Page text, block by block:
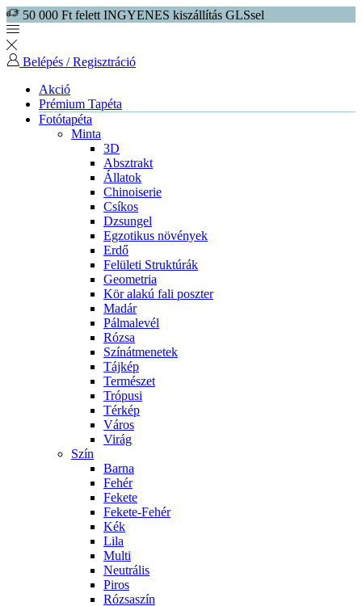
50 000 Ft felett INGYENES kiszállítás GLSsel
Belépés / Regisztráció
Akció
Prémium Tapéta
Fotótapéta
Minta
3D
Absztrakt
Állatok
Chinoiserie
Csíkos
Dzsungel
Egzotikus növények
Erdő
Felületi Struktúrák
Geometria
Kör alakú fali poszter
Madár
Pálmalevél
Rózsa
Színátmenetek
Tájkép
Természet
Trópusi
Térkép
Város
Virág
Szín
Barna
Fehér
Fekete
Fekete-Fehér
Kék
Lila
Multi
Neutrális
Piros
Rózsaszín